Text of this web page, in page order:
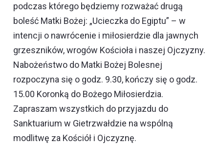
podczas którego będziemy rozważać drugą
boleść Matki Bożej: „Ucieczka do Egiptu” – w
intencji o nawrócenie i miłosierdzie dla jawnych
grzeszników, wrogów Kościoła i naszej Ojczyzny.
Nabożeństwo do Matki Bożej Bolesnej
rozpoczyna się o godz. 9.30, kończy się o godz.
15.00 Koronką do Bożego Miłosierdzia.
Zapraszam wszystkich do przyjazdu do
Sanktuarium w Gietrzwałdzie na wspólną
modlitwę za Kościół i Ojczyznę.